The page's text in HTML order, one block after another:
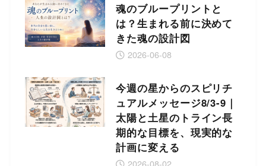
魂のブループリントと
は？生まれる前に決めて
きた魂の設計図
2026-06-08
今週の星からのスピリチ
ュアルメッセージ8/3-9｜
太陽と土星のトライン長
期的な目標を、現実的な
計画に変える